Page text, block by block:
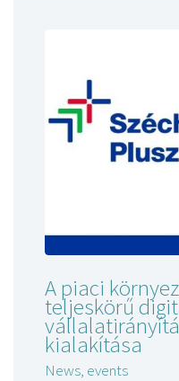
A piaci
teljeskörű
kialakítása
News, events